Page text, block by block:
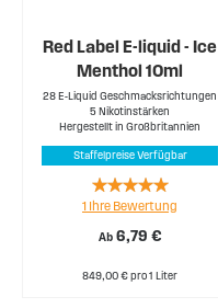
Red Label E-liquid - Ice
Menthol 10ml
28 E-Liquid Geschmacksrichtungen
5 Nikotinstärken
Hergestellt in Großbritannien
Staffelpreise Verfügbar
Ab 6,79 €
Rating:
100%
1 Ihre Bewertung
849,00 € pro 1 Liter